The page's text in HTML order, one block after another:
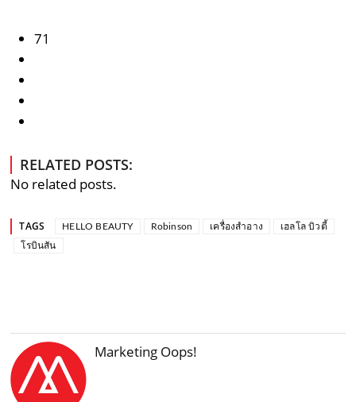
71
RELATED POSTS:
No related posts.
TAGS HELLO BEAUTY Robinson เครื่องสำอาง
เฮลโล บิวตี้
โรบินสัน
Marketing Oops!